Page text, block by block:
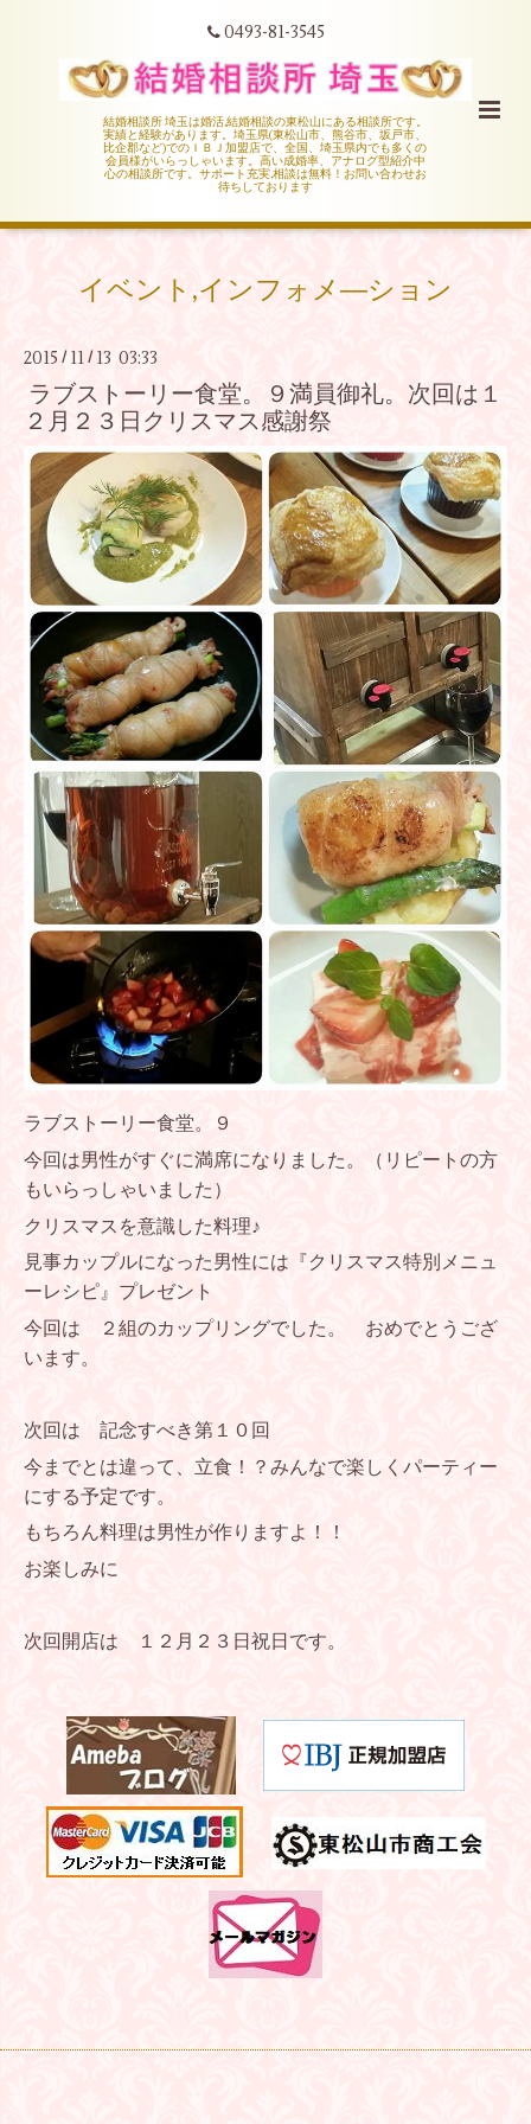
0493-81-3545
結婚相談所 埼玉は婚活,結婚相談の東松山にある相談所です。
実績と経験があります。埼玉県(東松山市、熊谷市、坂戸市、
比企郡など)でのＩＢＪ加盟店で、全国、埼玉県内でも多くの
会員様がいらっしゃいます。高い成婚率、アナログ型紹介中
心の相談所です。サポート充実,相談は無料！お問い合わせお
待ちしております
イベント,インフォメ―ション
2015 / 11 / 13 03:33
ラブストーリー食堂。９満員御礼。次回は１
２月２３日クリスマス感謝祭
ラブストーリー食堂。９
今回は男性がすぐに満席になりました。（リピートの方
もいらっしゃいました）
クリスマスを意識した料理♪
見事カップルになった男性には『クリスマス特別メニュ
ーレシピ』プレゼント
今回は ２組のカップリングでした。 おめでとうござ
います。
次回は 記念すべき第１０回
今までとは違って、立食！？みんなで楽しくパーティー
にする予定です。
もちろん料理は男性が作りますよ！！
お楽しみに
次回開店は １２月２３日祝日です。